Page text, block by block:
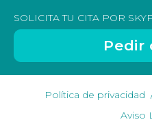
SOLICITA TU CITA POR
Pedir
Política de privacidad
Aviso